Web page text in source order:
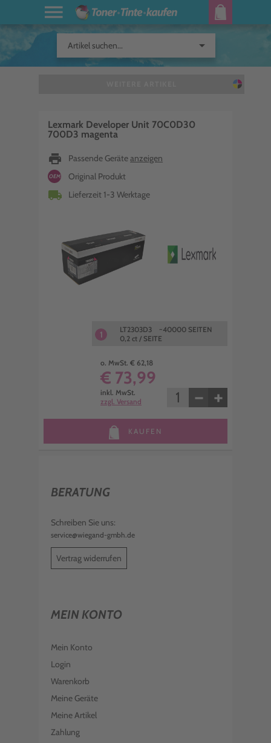
Artikel suchen... arrow_drop_down
Lexmark Developer Unit 70C0D30
700D3 magenta
print Passende Geräteanzeigen
OEM Original Produkt
local_shipping Lieferzeit 1-3 Werktage
1
LT2303D3 ~40000 SEITEN
0,2 ct / SEITE
o. MwSt. € 62,18
€ 73,99
inkl. MwSt.
zzgl. Versand
− +
KAUFEN
BERATUNG
Schreiben Sie uns:
service@wiegand-gmbh.de
Vertrag widerrufen
MEIN KONTO
Mein Konto
Login
Warenkorb
Meine Geräte
Meine Artikel
Zahlung